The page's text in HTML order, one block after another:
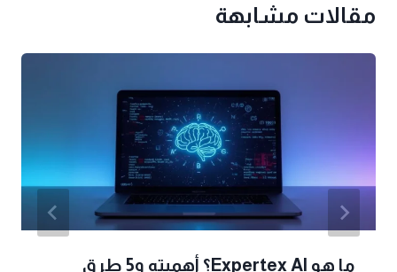
مقالات مشابهة
ما هو Expertex AI؟ أهميته و5 طرق